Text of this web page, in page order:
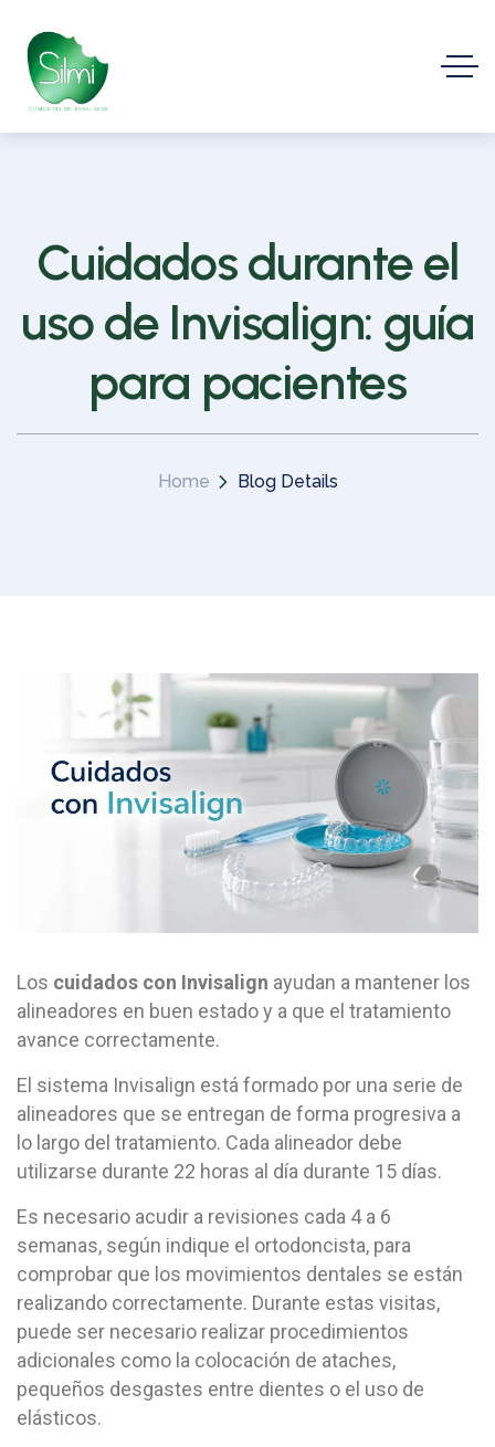
Cuidados durante el
uso de Invisalign: guía
para pacientes
Home Blog Details
Los cuidados con Invisalign ayudan a mantener los
alineadores en buen estado y a que el tratamiento
avance correctamente.
El sistema Invisalign está formado por una serie de
alineadores que se entregan de forma progresiva a
lo largo del tratamiento. Cada alineador debe
utilizarse durante 22 horas al día durante 15 días.
Es necesario acudir a revisiones cada 4 a 6
semanas, según indique el ortodoncista, para
comprobar que los movimientos dentales se están
realizando correctamente. Durante estas visitas,
puede ser necesario realizar procedimientos
adicionales como la colocación de ataches,
pequeños desgastes entre dientes o el uso de
elásticos.